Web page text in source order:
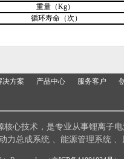
重量（Kg）
循环寿命（次）
决方案 产品中心 服务客户
核心技术，是专业从事锂离
总成系统 、能源管理系统